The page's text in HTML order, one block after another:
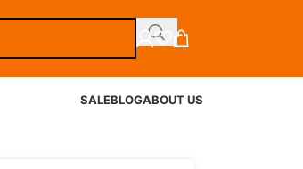
SALEBLOGABOUT US